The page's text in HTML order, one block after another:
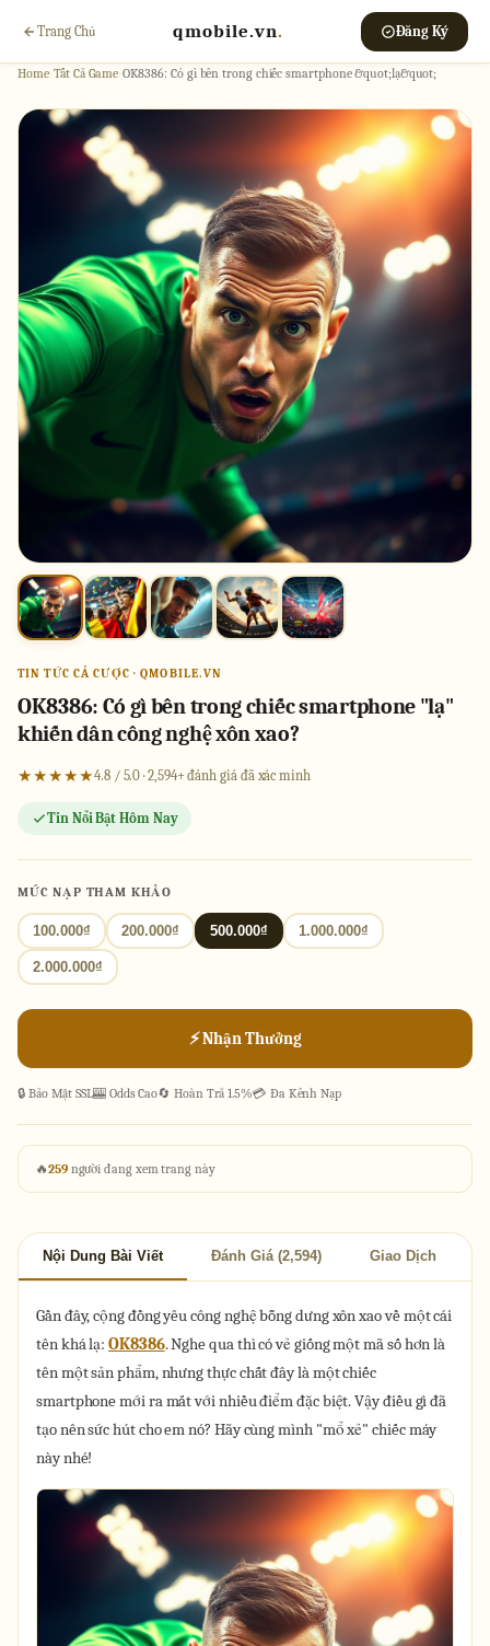
Trang Chủ qmobile.vn. Đăng Ký
Home›Tất Cả Game›OK8386: Có gì bên trong chiếc smartphone &quot;lạ&quot;
TIN TỨC CÁ CƯỢC · QMOBILE.VN
OK8386: Có gì bên trong chiếc smartphone "lạ"
khiến dân công nghệ xôn xao?
★★★★★4.8 / 5.0 · 2,594+ đánh giá đã xác minh
Tin Nổi Bật Hôm Nay
MỨC NẠP THAM KHẢO
100.000₫ 200.000₫ 500.000₫ 1.000.000₫
2.000.000₫
⚡ Nhận Thưởng
🔒 Bảo Mật SSL🎰 Odds Cao🔄 Hoàn Trả 1.5%💳 Đa Kênh Nạp
🔥259người đang xem trang này
Nội Dung Bài Viết Đánh Giá (2,594) Giao Dịch
Gần đây, cộng đồng yêu công nghệ bỗng dưng xôn xao về một cái
tên khá lạ:OK8386. Nghe qua thì có vẻ giống một mã số hơn là
tên một sản phẩm, nhưng thực chất đây là một chiếc
smartphone mới ra mắt với nhiều điểm đặc biệt. Vậy điều gì đã
tạo nên sức hút cho em nó? Hãy cùng mình "mổ xẻ" chiếc máy
này nhé!